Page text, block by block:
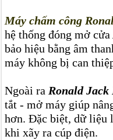
Máy chấm công
hệ thống đóng mở cửa
bảo hiệu bằng âm
máy không bị can
Ngoài raRonald Jack
tắt - mở máy giúp
hơn. Đặc biệt, dữ liệu
khi xãy ra cúp điện.